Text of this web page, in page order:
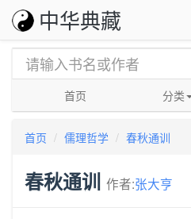
中华典藏
首页 分类
首页 儒理哲学 春秋通训
春秋通训 作者:张大亨